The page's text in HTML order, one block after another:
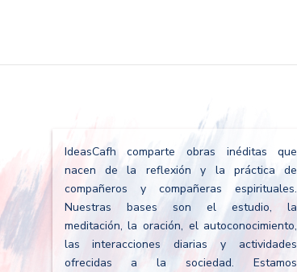
IdeasCafh comparte obras inéditas que
nacen de la reflexión y la práctica de
compañeros y compañeras espirituales.
Nuestras bases son el estudio, la
meditación, la oración, el autoconocimiento,
las interacciones diarias y actividades
ofrecidas a la sociedad. Estamos